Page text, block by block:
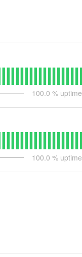
100.0 % uptime
100.0 % uptime